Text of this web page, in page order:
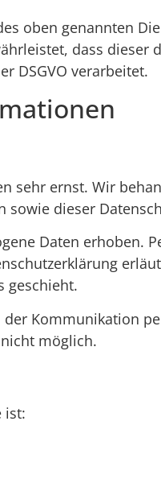
oben genannten
dass dieser
DSGVO verarbeitet.
sehr ernst. Wir
dieser
Daten erhoben.
geschieht.
Kommunikation
möglich.
ist: